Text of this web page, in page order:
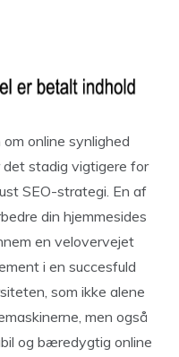
online synlighed
stadig vigtigere for
SEO-strategi. En af
din hjemmesides
en velovervejet
i en succesfuld
som ikke alene
men også
og bæredygtig online